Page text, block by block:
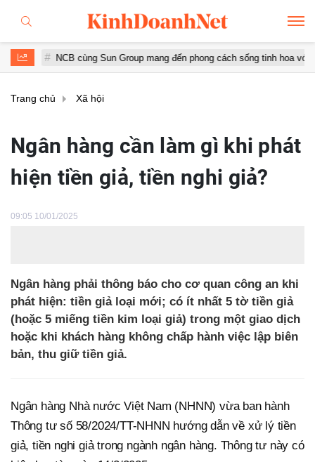
NCB cùng Sun Group mang đến phong cách sống tinh hoa với đặc quyền
Trang chủ Xã hội
Ngân hàng cần làm gì khi phát
hiện tiền giả, tiền nghi giả?
09:05 10/01/2025
Ngân hàng phải thông báo cho cơ quan công an khi
phát hiện: tiền giả loại mới; có ít nhất 5 tờ tiền giả
(hoặc 5 miếng tiền kim loại giả) trong một giao dịch
hoặc khi khách hàng không chấp hành việc lập biên
bản, thu giữ tiền giả.
Ngân hàng Nhà nước Việt Nam (NHNN) vừa ban hành
Thông tư số 58/2024/TT-NHNN hướng dẫn về xử lý tiền
giả, tiền nghi giả trong ngành ngân hàng. Thông tư này có